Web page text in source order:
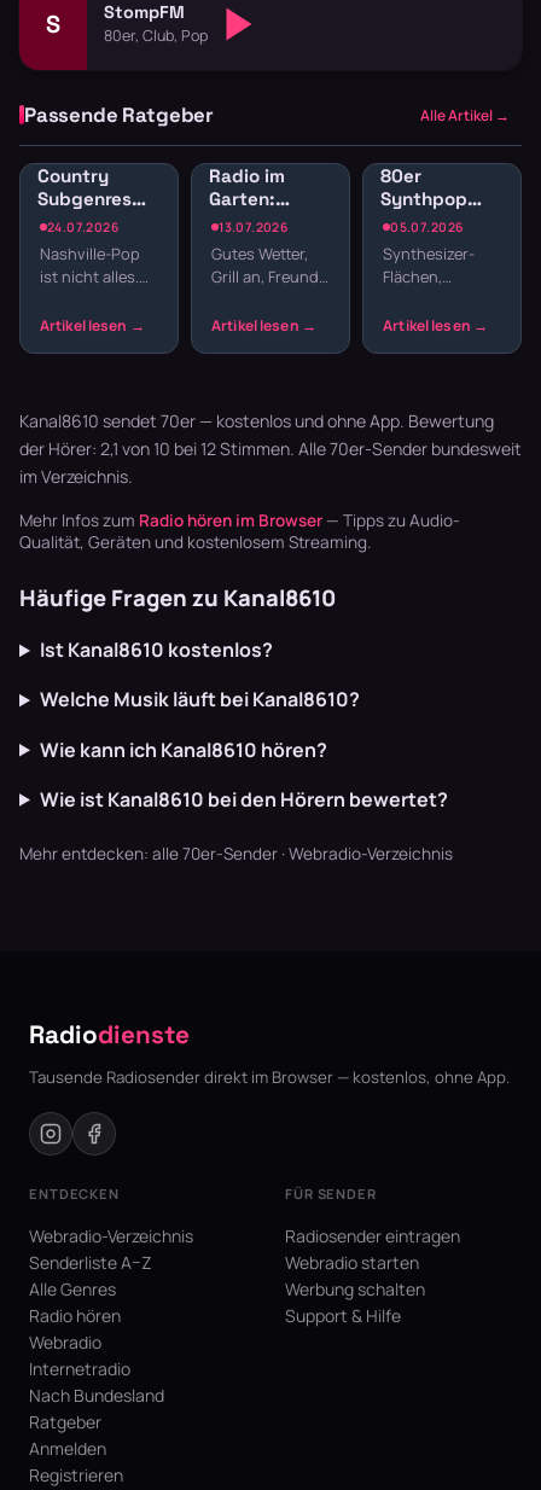
S StompFM
80er, Club, Pop
Passende Ratgeber Alle Artikel →
24.07.2026
Country
Subgenres
Radio:
Bluegrass,
Honky Tonk
Nashville-Pop
ist nicht alles.
Wurzeln, die
Bluegrass …
13.07.2026
Radio im
Garten:
Sender für
Gartenparty
und
Grillabend
Gutes Wetter,
Grill an, Freunde
noch die
Garten läu…
05.07.2026
80er
Synthpop
Radio: New
Wave und
elektronische
Synthesizer-
Flächen,
Melodien und
Synthpop war
der Sound…
Kanal8610 sendet 70er — kostenlos und ohne App. Bewertung
der Hörer: 2,1 von 10 bei 12 Stimmen. Alle70er-Sender bundesweit
im Verzeichnis.
Mehr Infos zum Radio hören im Browser — Tipps zu Audio-
Qualität, Geräten und kostenlosem Streaming.
Häufige Fragen zu Kanal8610
Ist Kanal8610 kostenlos?
Welche Musik läuft bei Kanal8610?
Wie kann ich Kanal8610 hören?
Wie ist Kanal8610 bei den Hörern bewertet?
Mehr entdecken: alle 70er-Sender · Webradio-Verzeichnis
Radiodienste
Tausende Radiosender direkt im Browser — kostenlos, ohne App.
ENTDECKEN
Webradio-Verzeichnis
Senderliste A–Z
Alle Genres
Radio hören
Webradio
Internetradio
Nach Bundesland
Ratgeber
Anmelden
Registrieren
FÜR SENDER
Radiosender eintragen
Webradio starten
Werbung schalten
Support & Hilfe